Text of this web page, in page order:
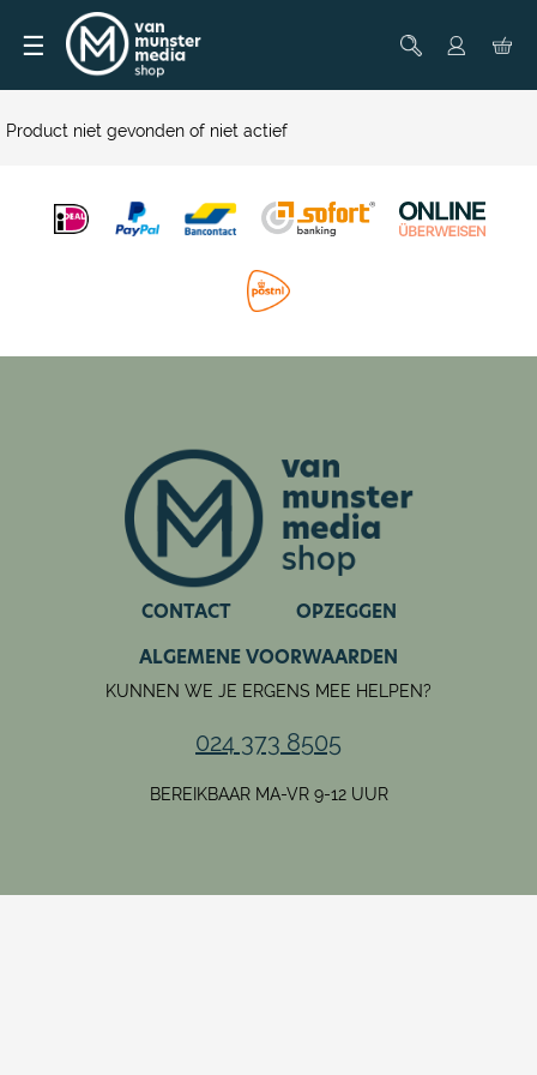
☰
Product niet gevonden of niet actief
CONTACT
OPZEGGEN
ALGEMENE VOORWAARDEN
KUNNEN WE JE ERGENS MEE HELPEN?
024 373 8505
BEREIKBAAR MA-VR 9-12 UUR